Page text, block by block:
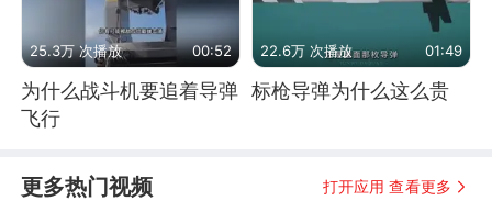
25.3万 次播放 00:52
为什么战斗机要追着导弹
飞行
22.6万 次播放 01:49
标枪导弹为什么这么贵
更多热门视频 打开应用 查看更多